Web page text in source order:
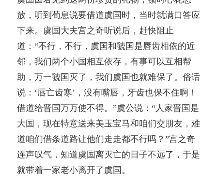
放，听到荀息说要借道虞国时，当时就满口答应
下来。虞国大夫宫之奇听说后，赶快阻止
道：“不行，不行，虞国和虢国是唇齿相依的近
邻，我们两个小国相互依存，有事可以互相帮
助，万一虢国灭了，我们虞国也就难保了。俗话
说：‘唇亡齿寒’，没有嘴唇，牙齿也保不住啊！
借道给晋国万万使不得。”虞公说：“人家晋国是
大国，现在特意送来美玉宝马和咱们交朋友，难
道咱们借条道路让他们走走都不行吗？”宫之奇
连声叹气，知道虞国离灭亡的日子不远了，于是
就带着一家老小离开了虞国。